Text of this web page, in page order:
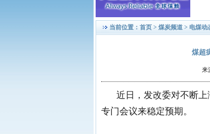
当前位置： 首页 > 煤炭频道 > 电煤动
煤超
来
近日，发改委对不断上
专门会议来稳定预期。